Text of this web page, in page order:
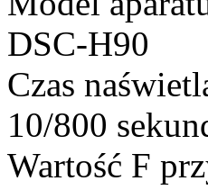
DSC-H90
Czas
10/800
Wartość F